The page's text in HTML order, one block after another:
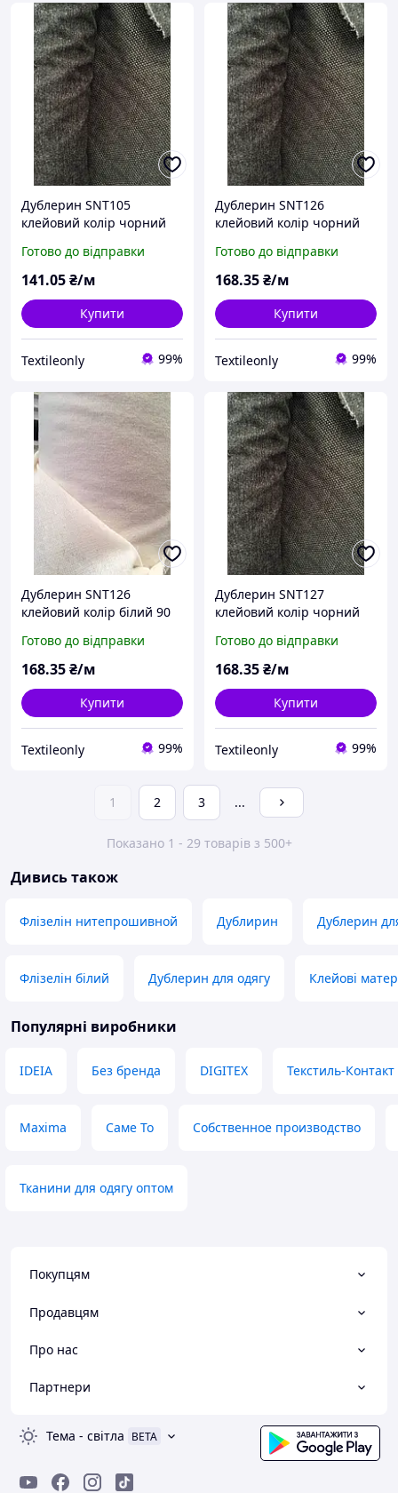
Дублерин SNT105
клейовий колір чорний
Готово до відправки
141.05₴/м
Купити
Textileonly 99%
Дублерин SNT126
клейовий колір чорний
Готово до відправки
168.35₴/м
Купити
Textileonly 99%
Дублерин SNT126
клейовий колір білий 90
Готово до відправки
168.35₴/м
Купити
Textileonly 99%
Дублерин SNT127
клейовий колір чорний
Готово до відправки
168.35₴/м
Купити
Textileonly 99%
1 2 3 ...
Показано 1 - 29 товарів з 500+
Дивись також
Флізелін нитепрошивной Дублирин Дублерин
Флізелін білий Дублерин для одягу Клейові
Популярні виробники
IDEIA Без бренда DIGITEX Текстиль-Контакт
Maxima Саме То Собственное производство
Тканини для одягу оптом
Покупцям
Продавцям
Про нас
Партнери
Тема - світла BETA